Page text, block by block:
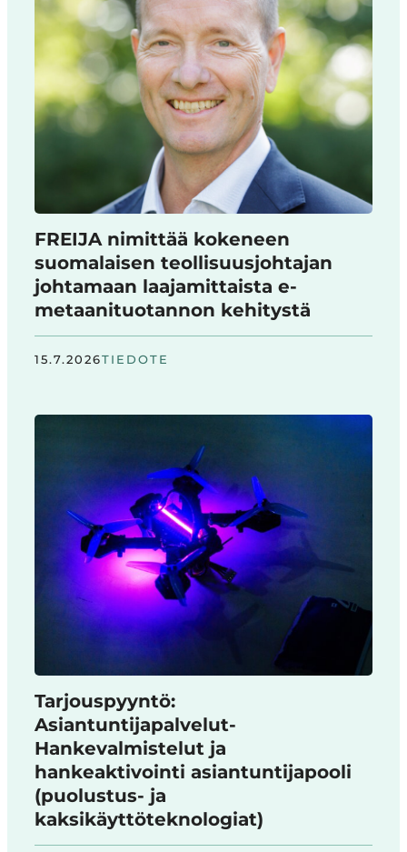
FREIJA nimittää kokeneen
suomalaisen teollisuusjohtajan
johtamaan laajamittaista e-
metaanituotannon kehitystä
15.7.2026TIEDOTE
Tarjouspyyntö:
Asiantuntijapalvelut-
Hankevalmistelut ja
hankeaktivointi asiantuntijapooli
(puolustus- ja
kaksikäyttöteknologiat)